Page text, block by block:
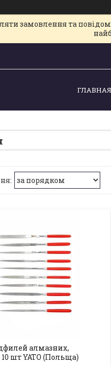
замовлення та
ГЛАВНАЯ
алмазних,
10 шт YATO (Польща)